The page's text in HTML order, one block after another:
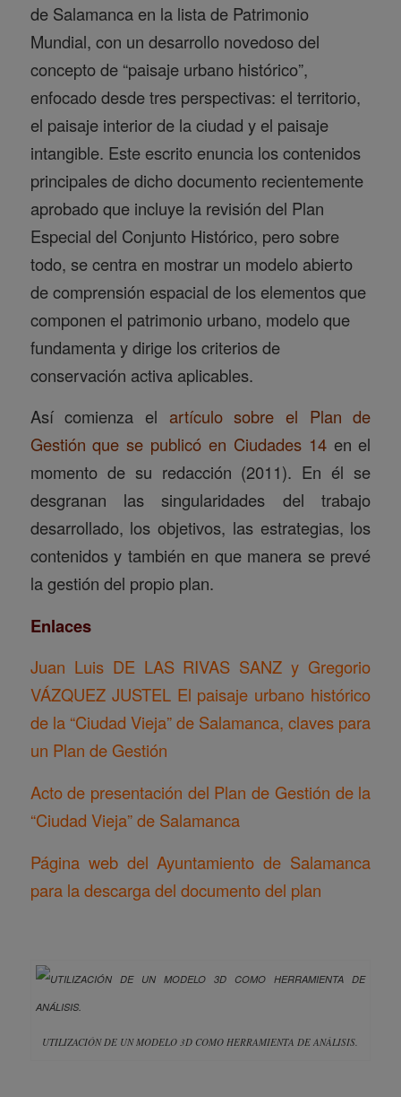
de Salamanca en la lista de Patrimonio
Mundial, con un desarrollo novedoso del
concepto de “paisaje urbano histórico”,
enfocado desde tres perspectivas: el territorio,
el paisaje interior de la ciudad y el paisaje
intangible. Este escrito enuncia los contenidos
principales de dicho documento recientemente
aprobado que incluye la revisión del Plan
Especial del Conjunto Histórico, pero sobre
todo, se centra en mostrar un modelo abierto
de comprensión espacial de los elementos que
componen el patrimonio urbano, modelo que
fundamenta y dirige los criterios de
conservación activa aplicables.
Así comienza el artículo sobre el Plan de
Gestión que se publicó en Ciudades 14 en el
momento de su redacción (2011). En él se
desgranan las singularidades del trabajo
desarrollado, los objetivos, las estrategias, los
contenidos y también en que manera se prevé
la gestión del propio plan.
Enlaces
Juan Luis DE LAS RIVAS SANZ y Gregorio
VÁZQUEZ JUSTEL El paisaje urbano histórico
de la “Ciudad Vieja” de Salamanca, claves para
un Plan de Gestión
Acto de presentación del Plan de Gestión de la
“Ciudad Vieja” de Salamanca
Página web del Ayuntamiento de Salamanca
para la descarga del documento del plan
UTILIZACIÓN DE UN MODELO 3D COMO HERRAMIENTA DE ANÁLISIS.